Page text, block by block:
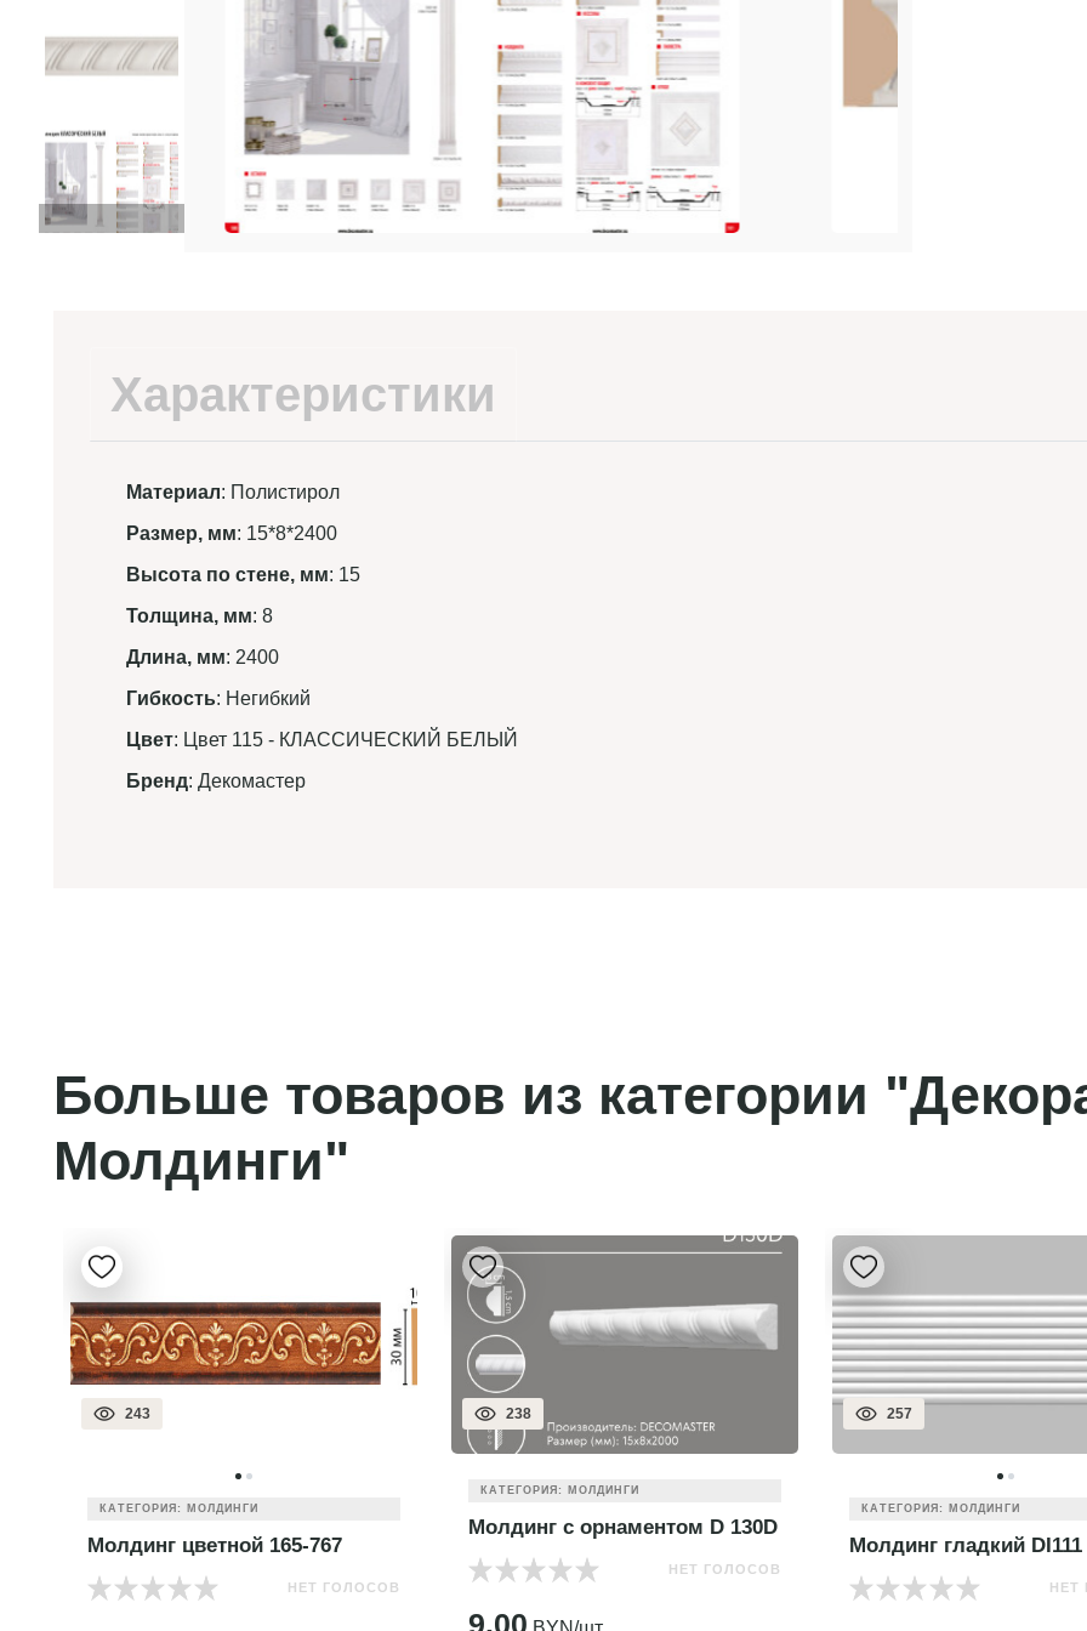
Характеристики
Материал: Полистирол
Размер, мм: 15*8*2400
Высота по стене, мм: 15
Толщина, мм: 8
Длина, мм: 2400
Гибкость: Негибкий
Цвет: Цвет 115 - КЛАССИЧЕСКИЙ БЕЛЫЙ
Бренд: Декомастер
Больше товаров из категории
Молдинги"
243
КАТЕГОРИЯ: МОЛДИНГИ
Молдинг цветной 165-767
НЕТ ГОЛОСОВ
238
КАТЕГОРИЯ: МОЛДИНГИ
Молдинг с орнаментом D 130D
НЕТ ГОЛОСОВ
9.00
257
КАТЕГОРИЯ: МОЛДИНГИ
Молдинг гладкий DI111
НЕТ